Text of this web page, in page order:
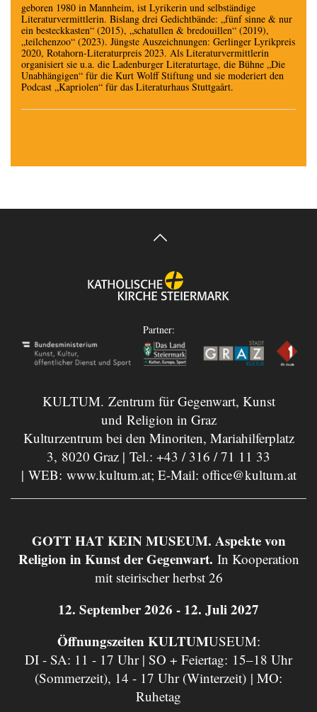
geboren 1980 in Mannheim, ist Lyrikerin und selbständige
Literaturvermittlerin. Bislang drei Gedichtbände: „fünf sinne & nur
ein besteckkasten“ (2015), „schatullen & bredouillen“ (2019),
„teilchenzoo“ (2023). Jüngste Auszeichnungen: Gerlinger Lyrikpreis
2020, Rotahorn-Literaturpreis 2023. Als Literaturvermittlerin
organisiert sie u.a. die Ladenburger Literaturtage, die Bühne „Die
Unabhängigen“ für die Kurt Wolff Stiftung und sie moderiert den
Podcast „Kapriolen“ für das Literaturhaus Stuttgaårt.
Partner:
KULTUM. Zentrum für Gegenwart, Kunst
und Religion in Graz
Kulturzentrum bei den Minoriten, Mariahilferplatz
3, 8020 Graz | Tel.: +43 / 316 / 71 11 33
| WEB: www.kultum.at; E-Mail: office@kultum.at
GOTT HAT KEIN MUSEUM. Aspekte von
Religion in Kunst der Gegenwart. In Kooperation
mit steirischer herbst 26
12. September 2026 - 12. Juli 2027
Öffnungszeiten KULTUMUSEUM:
DI - SA: 11 - 17 Uhr | SO + Feiertag: 15–18 Uhr
(Sommerzeit), 14 - 17 Uhr (Winterzeit) | MO:
Ruhetag